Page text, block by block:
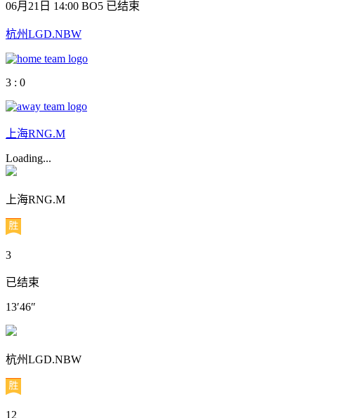
06月21日 14:00 BO5 已结束
杭州LGD.NBW
3 : 0
上海RNG.M
Loading...
上海RNG.M
3
已结束
13′46″
杭州LGD.NBW
12